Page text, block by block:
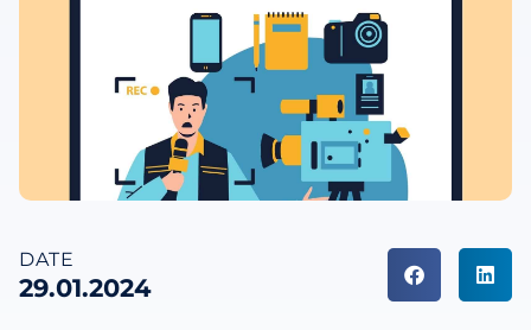
DATE
29.01.2024